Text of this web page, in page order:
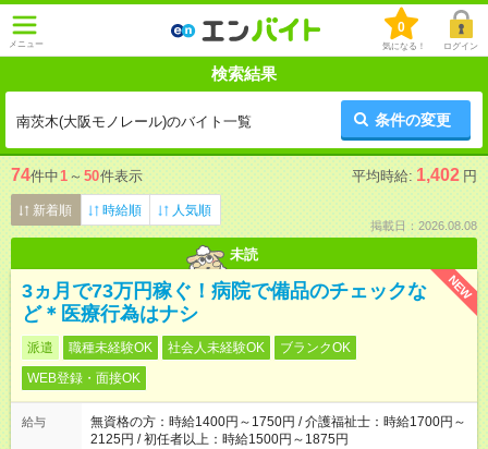
メニュー
0
気になる！ ログイン
検索結果
南茨木(大阪モノレール)のバイト一覧 条件の変更
74件中1 ～ 50件表示 平均時給: 1,402 円
新着順 時給順 人気順
掲載日：2026.08.08
未読
NEW
3ヵ月で73万円稼ぐ！病院で備品のチェックな
ど＊医療行為はナシ
派遣 職種未経験OK 社会人未経験OK
ブランクOK
WEB登録・面接OK
給与
無資格の方：時給1400円～1750円 / 介護福祉士：時給1700円～
2125円 / 初任者以上：時給1500円～1875円